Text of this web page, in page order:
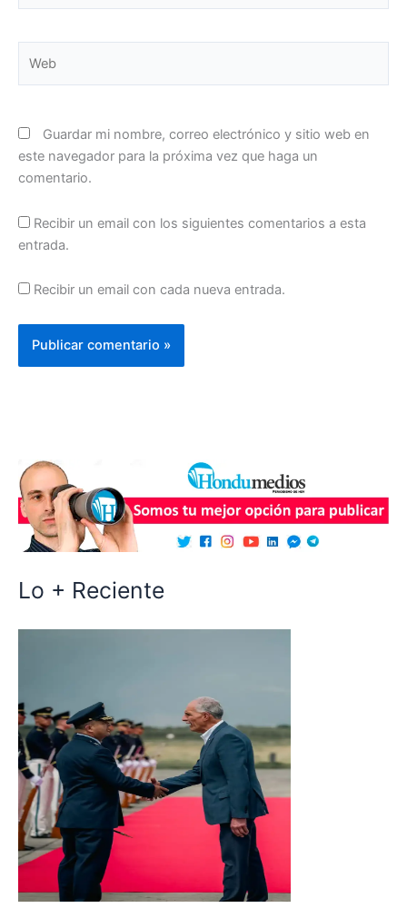
Guardar mi nombre, correo electrónico y sitio web en
este navegador para la próxima vez que haga un
comentario.
Recibir un email con los siguientes comentarios a esta
entrada.
Recibir un email con cada nueva entrada.
Lo + Reciente